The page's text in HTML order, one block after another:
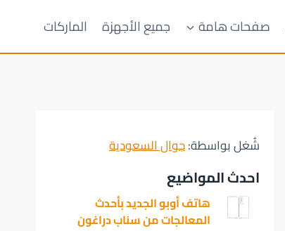
صفحات هامة جميع الأجهزة الماركات
شُغل بواسطة:جوال السعودية
احدث المواضيع
هاتف أوبو الجديد بأحدث
المعالجات من سناب دراغون